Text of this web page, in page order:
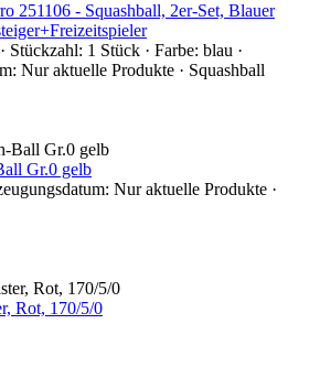
251106 - Squashball, 2er-Set, Blauer
Stückzahl: 1 Stück · Farbe: blau ·
Nur aktuelle Produkte · Squashball
Gr.0 gelb
Nur aktuelle Produkte ·
Rot, 170/5/0